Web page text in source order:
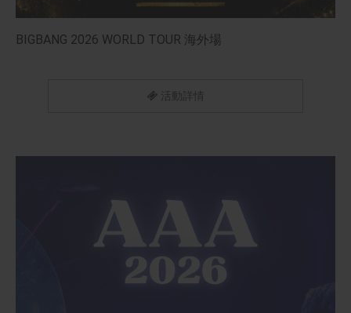
BIGBANG 2026 WORLD TOUR 海外場
活動詳情